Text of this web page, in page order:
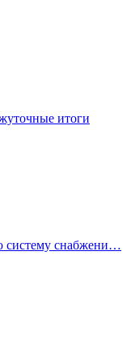
итоги
систему снабжени…